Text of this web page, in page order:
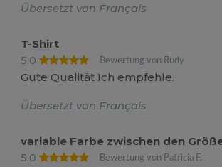
Übersetzt von Français
T-Shirt
5.0
Bewertung von Rudy
Gute Qualität Ich empfehle.
Übersetzt von Français
variable Farbe zwischen den
5.0
Bewertung von Patricia F.